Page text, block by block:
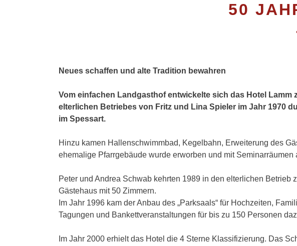
50
Neues schaffen und alte Tradition bewahren
Vom einfachen Landgasthof entwickelte sich das Hotel
elterlichen Betriebes von Fritz und Lina Spieler im Jahr 1970
im Spessart.
Hinzu kamen Hallenschwimmbad, Kegelbahn, Erweiterung des
ehemalige Pfarrgebäude wurde erworben und mit Seminarräumen
Peter und Andrea Schwab kehrten 1989 in den elterlichen
Gästehaus mit 50 Zimmern.
Im Jahr 1996 kam der Anbau des „Parksaals“ für Hochzeiten,
Tagungen und Bankettveranstaltungen für bis zu 150 Personen
Im Jahr 2000 erhielt das Hotel die 4 Sterne Klassifizierung. Das